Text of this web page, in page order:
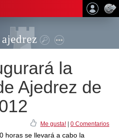
la
Ajedrez de
Me gusta! 0 Comentarios
horas se llevará a cabo la